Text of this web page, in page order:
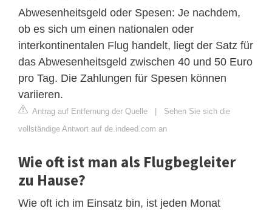
Abwesenheitsgeld oder Spesen: Je nachdem,
ob es sich um einen nationalen oder
interkontinentalen Flug handelt, liegt der Satz für
das Abwesenheitsgeld zwischen 40 und 50 Euro
pro Tag. Die Zahlungen für Spesen können
variieren.
Antrag auf Entfernung der Quelle | Sehen Sie sich die
vollständige Antwort auf de.indeed.com an
Wie oft ist man als Flugbegleiter
zu Hause?
Wie oft ich im Einsatz bin, ist jeden Monat